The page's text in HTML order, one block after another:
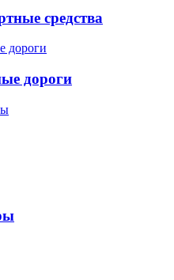
средства
дороги